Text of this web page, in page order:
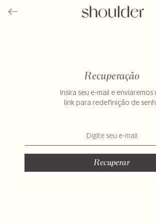
Recuperação
Insira seu e-mail e enviaremos
link para redefinição de
Recuperar